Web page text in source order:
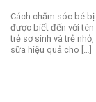
Cách chăm sóc bé
được biết đến với
trẻ sơ sinh và trẻ
sữa hiệu quả cho […]